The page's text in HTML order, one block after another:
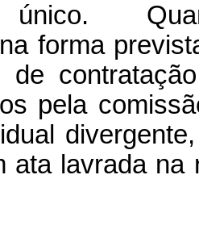
único.
forma
de
pela
ata lavrada